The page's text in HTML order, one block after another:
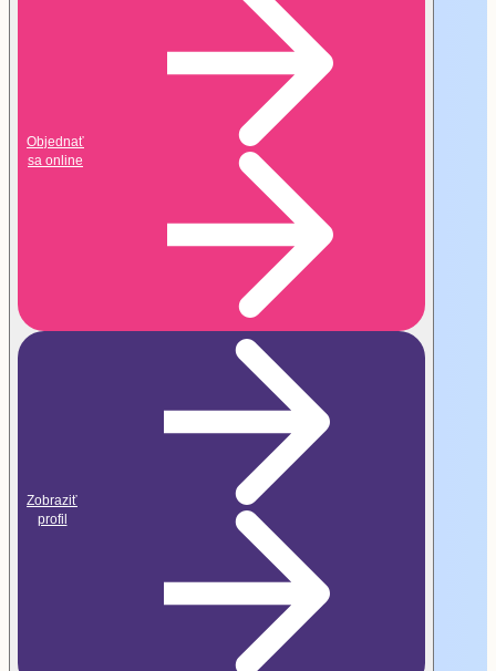
Máme ľudský a empatický prístup
Máme na vás dostatok času
Objednať
sa online
Zobraziť
profil